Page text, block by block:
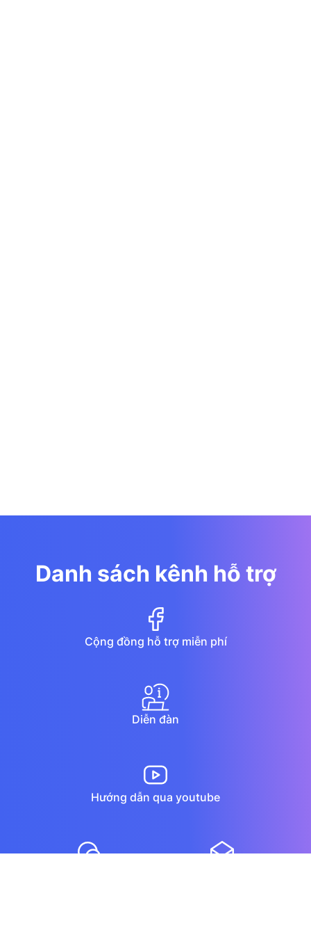
Danh sách kênh hỗ trợ
Cộng đồng hỗ trợ miễn phí
Diễn đàn
Hướng dẫn qua youtube